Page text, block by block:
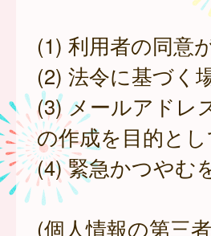
(1) 利用者の同意
(2) 法令に基づく
(3) メールアドレ
の作成を目的と
(4) 緊急かつやむ
(個人情報の第三